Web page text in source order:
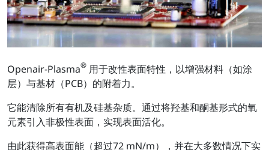
Openair-Plasma® 用于改性表面特性，以增强材料（如涂
层）与基材（PCB）的附着力。
它能清除所有有机及硅基杂质。通过将羟基和酮基形式的氧
元素引入非极性表面，实现表面活化。
由此获得高表面能（超过72 mN/m），并在大多数情况下实